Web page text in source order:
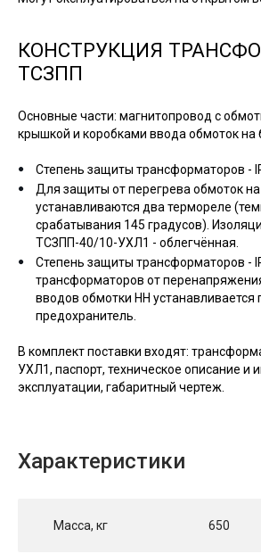
КОНСТРУКЦИЯ
ТСЗПП
Основные части: магнитопровод с
крышкой и коробками ввода обмоток на
Степень защиты трансформаторов -
Для защиты от перегрева обмоток
устанавливаются два термореле
срабатывания 145 градусов).
ТСЗПП-40/10-УХЛ1 - облегчённая.
Степень защиты трансформаторов -
трансформаторов от
вводов обмотки НН устанавливается
предохранитель.
В комплект поставки входят:
УХЛ1, паспорт, техническое описание и
эксплуатации, габаритный чертеж.
Характеристики
Масса, кг 650